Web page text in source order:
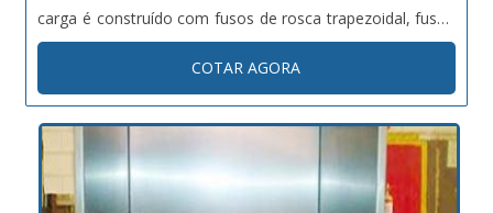
carga é construído com fusos de rosca trapezoidal, fusos
de esferas, com guincho, cremalheira ou hidráulico. As
suas portas são pantográficas, de contrapesos verticais
ou desl...
COTAR AGORA